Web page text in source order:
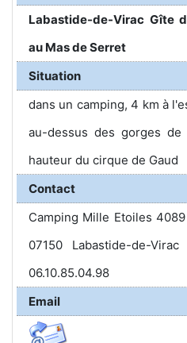
Labastide-de-Virac Gîte
au Mas de Serret
Situation
dans un camping, 4 km à
au-dessus des gorges
hauteur du cirque de Gaud
Contact
Camping Mille Etoiles
07150 Labastide-de-
06.10.85.04.98
Email